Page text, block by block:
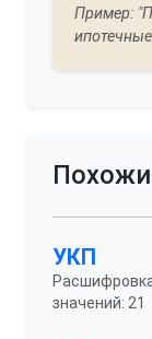
Пример:
УКП
значений: 21